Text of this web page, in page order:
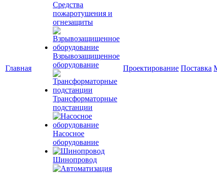
Главная
Средства
пожаротушения и
огнезащиты
Взрывозащищенное
оборудование
Трансформаторные
подстанции
Насосное
оборудование
Шинопровод
Проектирование Поставка